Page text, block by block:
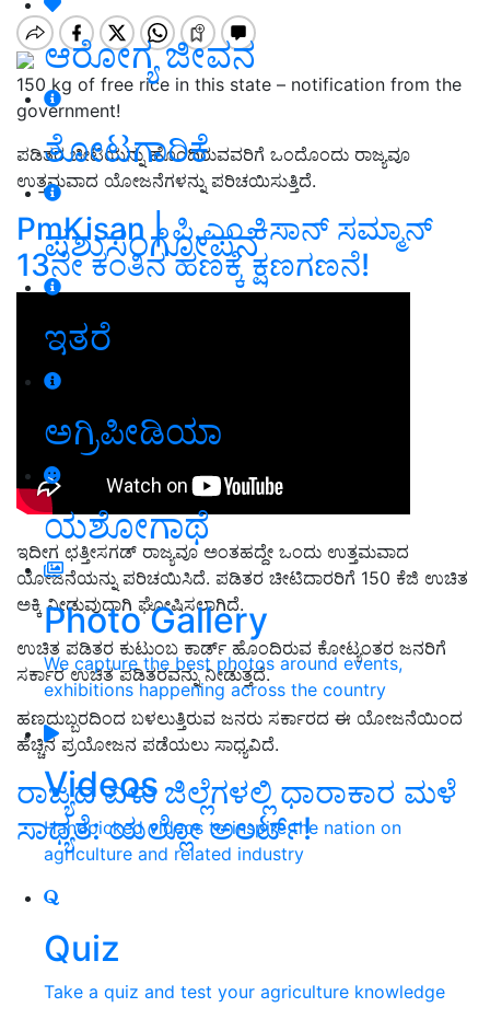
ಆರೋಗ್ಯ ಜೀವನ
ತೋಟಗಾರಿಕೆ
ಪಶುಸಂಗೋಪನೆ
ಇತರೆ
ಅಗ್ರಿಪೀಡಿಯಾ
ಯಶೋಗಾಥೆ
Photo Gallery
We capture the best photos around events,
exhibitions happening across the country
Videos
Handpicked videos to inspire the nation on
agriculture and related industry
Quiz
Take a quiz and test your agriculture knowledge
150 kg of free rice in this state – notification from the
government!
ಪಡಿತರ ಚೀಟಿಯನ್ನು ಹೊಂದಿರುವವರಿಗೆ ಒಂದೊಂದು ರಾಜ್ಯವೂ
ಉತ್ತಮವಾದ ಯೋಜನೆಗಳನ್ನು ಪರಿಚಯಿಸುತ್ತಿದೆ.
PmKisan | ಪಿ.ಎಂ ಕಿಸಾನ್‌ ಸಮ್ಮಾನ್‌
13ನೇ ಕಂತಿನ ಹಣಕ್ಕೆ ಕ್ಷಣಗಣನೆ!
ಇದೀಗ ಛತ್ತೀಸಗಡ್‌ ರಾಜ್ಯವೂ ಅಂತಹದ್ದೇ ಒಂದು ಉತ್ತಮವಾದ
ಯೋಜನೆಯನ್ನು ಪರಿಚಯಿಸಿದೆ. ಪಡಿತರ ಚೀಟಿದಾರರಿಗೆ 150 ಕೆಜಿ ಉಚಿತ
ಅಕ್ಕಿ ನೀಡುವುದಾಗಿ ಘೋಷಿಸಲಾಗಿದೆ.
ಉಚಿತ ಪಡಿತರ ಕುಟುಂಬ ಕಾರ್ಡ್ ಹೊಂದಿರುವ ಕೋಟ್ಯಂತರ ಜನರಿಗೆ
ಸರ್ಕಾರ ಉಚಿತ ಪಡಿತರವನ್ನು ನೀಡುತ್ತದೆ.
ಹಣದುಬ್ಬರದಿಂದ ಬಳಲುತ್ತಿರುವ ಜನರು ಸರ್ಕಾರದ ಈ ಯೋಜನೆಯಿಂದ
ಹೆಚ್ಚಿನ ಪ್ರಯೋಜನ ಪಡೆಯಲು ಸಾಧ್ಯವಿದೆ.
ರಾಜ್ಯದ ಏಳು ಜಿಲ್ಲೆಗಳಲ್ಲಿ ಧಾರಾಕಾರ ಮಳೆ
ಸಾಧ್ಯತೆ: ಯಲ್ಲೋ ಅಲರ್ಟ್‌!